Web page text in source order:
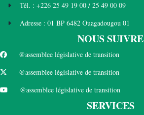
Tél. : +226 25 49 19 00 / 25 49 00 09
Adresse : 01 BP 6482 Ouagadougou 01
NOUS SUIVRE
@assemblee législative de transition
@assemblee législative de transition
@assemblee législative de transition
SERVICES